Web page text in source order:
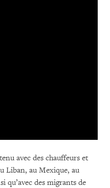
avec des chauffeurs et
Liban, au Mexique, au
qu’avec des migrants de